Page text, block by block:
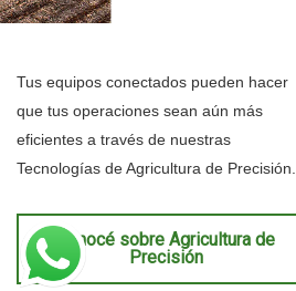
Tus equipos conectados pueden hacer
que tus operaciones sean aún más
eficientes a través de nuestras
Tecnologías de Agricultura de Precisión.
Conocé sobre Agricultura de
Precisión